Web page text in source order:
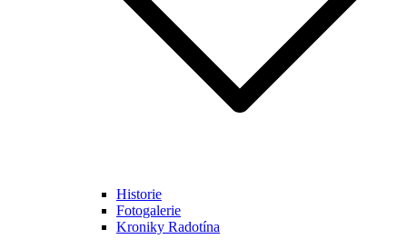
Historie
Fotogalerie
Kroniky Radotína